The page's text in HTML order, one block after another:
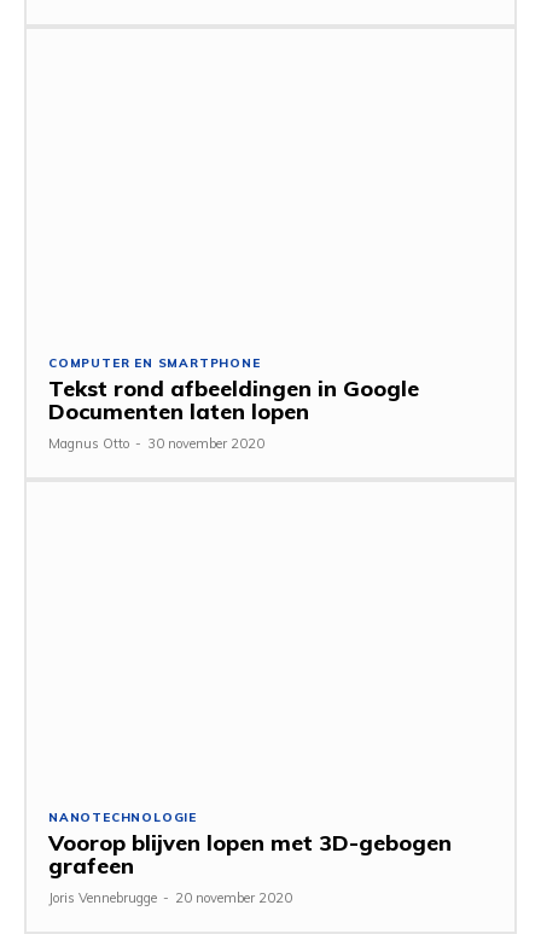
COMPUTER EN SMARTPHONE
Tekst rond afbeeldingen in Google
Documenten laten lopen
Magnus Otto - 30 november 2020
NANOTECHNOLOGIE
Voorop blijven lopen met 3D-gebogen
grafeen
Joris Vennebrugge - 20 november 2020